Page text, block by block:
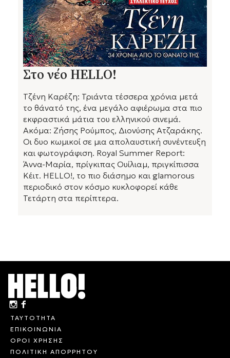
Στο νέο HELLO!
Τζένη Καρέζη: Τριάντα τέσσερα χρόνια μετά
το θάνατό της, ένα μεγάλο αφιέρωμα στα πιο
εκφραστικά μάτια του ελληνικού σινεμά.
Ακόμα: Ζήσης Ρούμπος, Διονύσης Ατζαράκης.
Οι δυο κωμικοί σε μια απολαυστική συνέντευξη
και φωτογράφιση. Royal Summer Report:
Άννα-Μαρία, πρίγκιπας Ουίλιαμ, πριγκίπισσα
Κέιτ. HELLO!, το πιο διάσημο και glamorous
περιοδικό στον κόσμο κυκλοφορεί κάθε
Τετάρτη στα περίπτερα.
ΤΑΥΤΟΤΗΤΑ
ΕΠΙΚΟΙΝΩΝΙΑ
ΟΡΟΙ ΧΡΗΣΗΣ
ΠΟΛΙΤΙΚΗ ΑΠΟΡΡΗΤΟΥ